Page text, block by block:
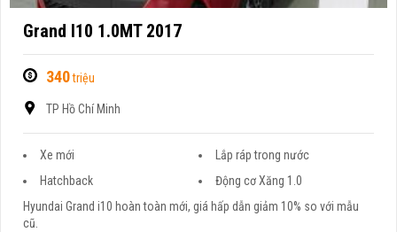
Grand I10 1.0MT 2017
340triệu
TP Hồ Chí Minh
Xe mới
Lắp ráp trong nước
Hatchback
Động cơ Xăng 1.0
Hyundai Grand i10 hoàn toàn mới, giá hấp dẫn giảm 10% so với mẫu
cũ.